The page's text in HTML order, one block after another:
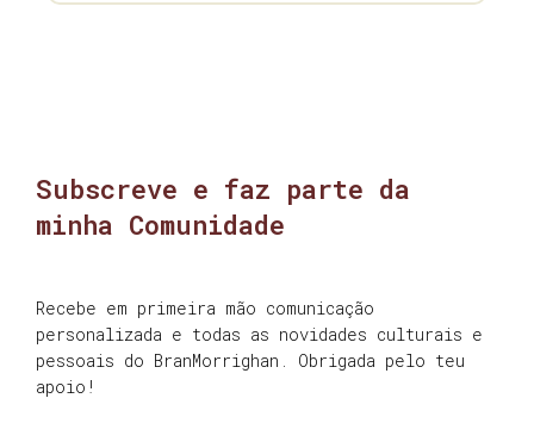
Subscreve e faz parte da
minha Comunidade
Recebe em primeira mão comunicação
personalizada e todas as novidades culturais e
pessoais do BranMorrighan. Obrigada pelo teu
apoio!